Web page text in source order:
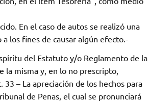
En el caso de autos se realizó una
los fines de causar algún efecto.-
del Estatuto y/o Reglamento de la
la misma y, en lo no prescripto,
– La apreciación de los hechos para
de Penas, el cual se pronunciará